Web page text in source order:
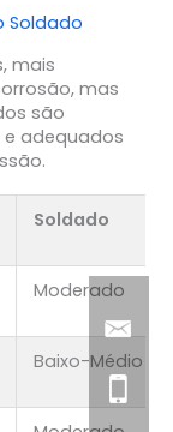
Soldado
mais
mas
são
adequados
Soldado
Moderado
Baixo-Médio